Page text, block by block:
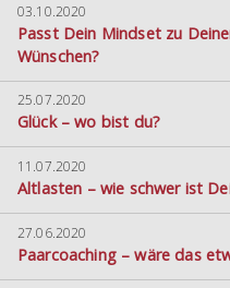
03.10.2020
Passt Dein Mindset zu
Wünschen?
25.07.2020
Glück – wo bist du?
11.07.2020
Altlasten – wie schwer ist
27.06.2020
Paarcoaching – wäre das